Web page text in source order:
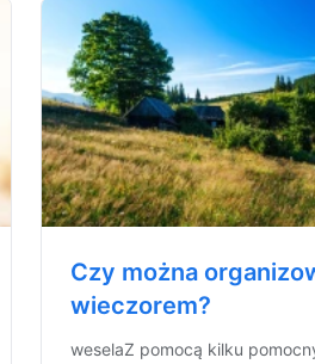
Czy można
wieczorem?
weselaZ pomocą kilku